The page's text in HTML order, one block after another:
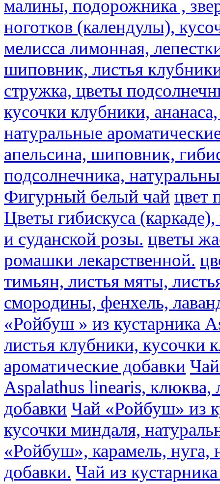
малины, подорожника ,
ноготков (календулы),
мелисса лимонная,
шиповник, листья
стружка, цветы
кусочки клубники,
натуральные
апельсина, шиповник,
подсолнечника,
Фигурный белый чай цвет
Цветы гибискуса
и суданской розы. цветы
ромашки лекарственной.
тимьян, листья мяты,
смородины, фенхель,
«Ройбуш » из кустарника
листья клубники, кусочки
ароматические добавки
Aspalathus linearis, клюква,
добавки Чай «Ройбуш» из
кусочки миндаля,
«Ройбуш», карамель, нуга,
добавки. Чай из